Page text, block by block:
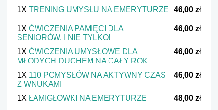
1X TRENING UMYSŁU NA EMERYTURZE 46,00 zł
1X ĆWICZENIA PAMIĘCI DLA
SENIORÓW. I NIE TYLKO!
46,00 zł
1X ĆWICZENIA UMYSŁOWE DLA
MŁODYCH DUCHEM NA CAŁY ROK
46,00 zł
1X 110 POMYSŁÓW NA AKTYWNY CZAS
Z WNUKAMI
46,00 zł
1X ŁAMIGŁÓWKI NA EMERYTURZE 48,00 zł